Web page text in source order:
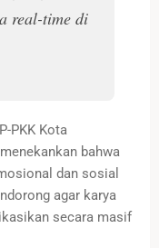
real-time di
PKK Kota
bahwa
dan sosial
agar karya
secara masif